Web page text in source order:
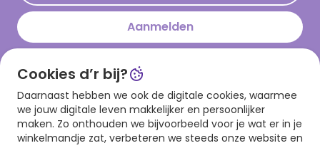
kamppost inspiratie
Aanmelden
Download onze app
Cookies d’r bij?
Daarnaast hebben we ook de digitale cookies, waarmee
we jouw digitale leven makkelijker en persoonlijker
maken. Zo onthouden we bijvoorbeeld voor je wat er in je
winkelmandje zat, verbeteren we steeds onze website en